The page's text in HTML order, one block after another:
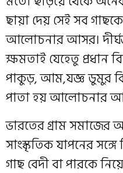
ছায়া দেয় সেই সব
আলোচনার আসর।
ক্ষমতাই যেহেতু প্রধান
পাকুড়, আম,যজ্ঞ ডুমুর
পাতা হয় আলোচনার
ভারতের গ্রাম সমাজের
সাংস্কৃতিক যাপনের
গাছ বেদী বা পারকে